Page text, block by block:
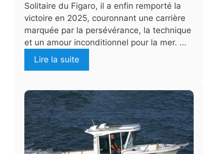
Solitaire du Figaro, il a enfin remporté la
victoire en 2025, couronnant une carrière
marquée par la persévérance, la technique
et un amour inconditionnel pour la mer. …
Lire la suite